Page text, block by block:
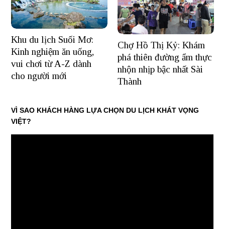
Khu du lịch Suối Mơ:
Kinh nghiệm ăn uống,
vui chơi từ A-Z dành
cho người mới
Chợ Hồ Thị Kỷ: Khám
phá thiên đường ẩm thực
nhộn nhịp bậc nhất Sài
Thành
VÌ SAO KHÁCH HÀNG LỰA CHỌN DU LỊCH KHÁT VỌNG
VIỆT?